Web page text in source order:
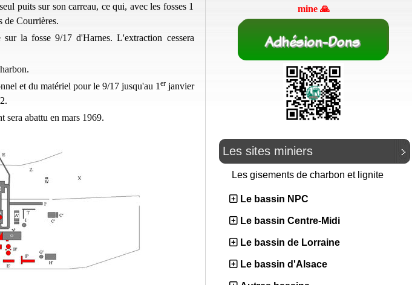
puits sur son carreau, ce qui, avec les fosses 1
de Courrières.
la fosse 9/17 d'Harnes. L'extraction cessera
et du matériel pour le 9/17 jusqu'au 1 erjanvier
sera abattu en mars 1969.
mine 🙏
Les sites miniers
Les gisements de charbon et lignite
Le bassin NPC
Le bassin Centre-Midi
Le bassin de Lorraine
Le bassin d'Alsace